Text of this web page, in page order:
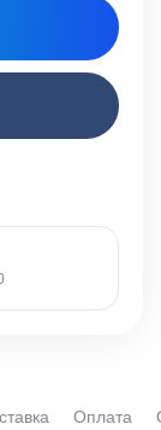
Оплата